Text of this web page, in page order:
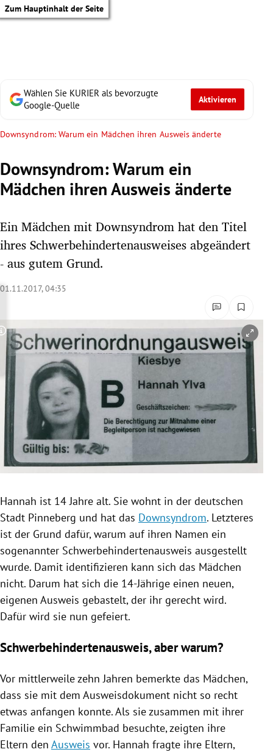
Zum Hauptinhalt der Seite
Untermenü
Untermenü
Untermenü
Untermenü
Untermenü
Untermenü
Untermenü
Wählen Sie KURIER als bevorzugte
Google-Quelle
Aktivieren
Downsyndrom: Warum ein Mädchen ihren Ausweis änderte
Downsyndrom: Warum ein
Mädchen ihren Ausweis änderte
Ein Mädchen mit Downsyndrom hat den Titel
ihres Schwerbehindertenausweises abgeändert
- aus gutem Grund.
01.11.2017, 04:35
Copyright-Hinweis öffnen/schließen
Hannah ist 14 Jahre alt. Sie wohnt in der deutschen
Stadt Pinneberg und hat das Downsyndrom. Letzteres
ist der Grund dafür, warum auf ihren Namen ein
sogenannter Schwerbehindertenausweis ausgestellt
wurde. Damit identifizieren kann sich das Mädchen
nicht. Darum hat sich die 14-Jährige einen neuen,
eigenen Ausweis gebastelt, der ihr gerecht wird.
Dafür wird sie nun gefeiert.
Schwerbehindertenausweis, aber warum?
Vor mittlerweile zehn Jahren bemerkte das Mädchen,
dass sie mit dem Ausweisdokument nicht so recht
etwas anfangen konnte. Als sie zusammen mit ihrer
Familie ein Schwimmbad besuchte, zeigten ihre
Eltern den Ausweis vor. Hannah fragte ihre Eltern,